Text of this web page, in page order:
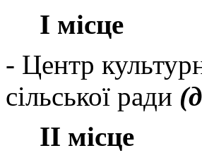
І місце
- Центр
сільської ради
ІІ місце